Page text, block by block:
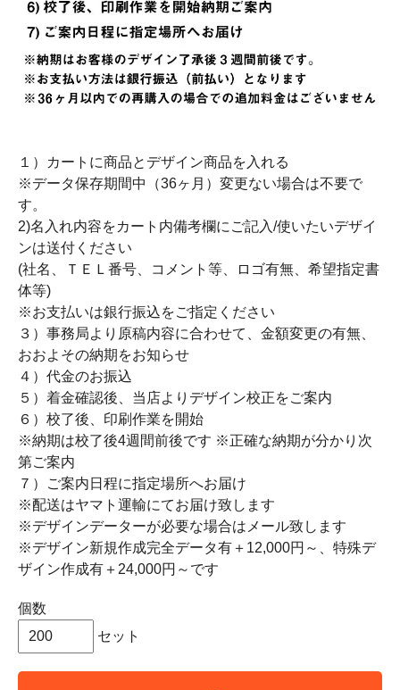
１）カートに商品とデザイン商品を入れる
※データ保存期間中（36ヶ月）変更ない場合は不要で
す。
2)名入れ内容をカート内備考欄にご記入/使いたいデザイ
ンは送付ください
(社名、ＴＥＬ番号、コメント等、ロゴ有無、希望指定書
体等)
※お支払いは銀行振込をご指定ください
３）事務局より原稿内容に合わせて、金額変更の有無、
おおよその納期をお知らせ
４）代金のお振込
５）着金確認後、当店よりデザイン校正をご案内
６）校了後、印刷作業を開始
※納期は校了後4週間前後です ※正確な納期が分かり次
第ご案内
７）ご案内日程に指定場所へお届け
※配送はヤマト運輸にてお届け致します
※デザインデーターが必要な場合はメール致します
※デザイン新規作成完全データ有＋12,000円～、特殊デ
ザイン作成有＋24,000円～です
個数
セット